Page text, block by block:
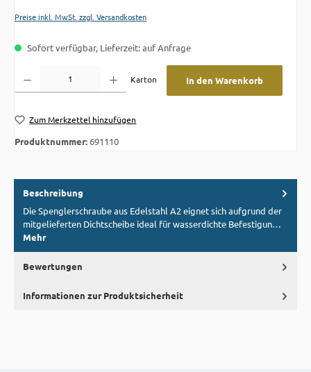
Preise inkl. MwSt. zzgl. Versandkosten
Sofort verfügbar, Lieferzeit: auf Anfrage
Karton
In den Warenkorb
Zum Merkzettel hinzufügen
Produktnummer:691110
Beschreibung
Die Spenglerschraube aus Edelstahl A2 eignet sich aufgrund der
mitgelieferten Dichtscheibe ideal für wasserdichte Befestigun…
Mehr
Bewertungen
Informationen zur Produktsicherheit